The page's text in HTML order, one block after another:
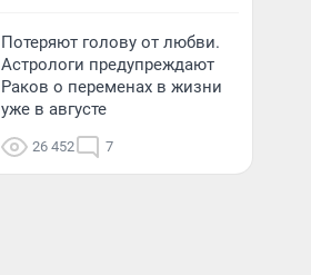
Потеряют голову от любви.
Астрологи предупреждают
Раков о переменах в жизни
уже в августе
26 452 7